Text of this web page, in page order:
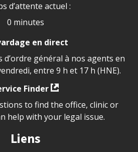
d’attente actuel :
0 minutes
en direct
d’ordre général à nos agents en
entre 9 h et 17 h (HNE).
Finder
to find the office, clinic or
help with your legal issue.
Liens